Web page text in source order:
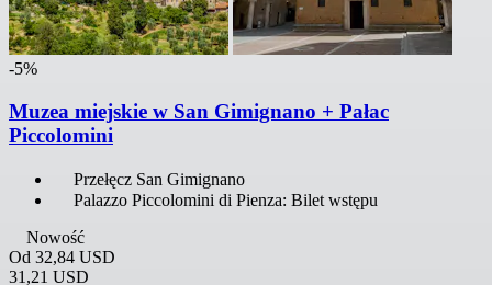
-5%
Muzea miejskie w San Gimignano + Pałac
Piccolomini
Przełęcz San Gimignano
Palazzo Piccolomini di Pienza: Bilet wstępu
Nowość
Od 32,84 USD
31,21 USD